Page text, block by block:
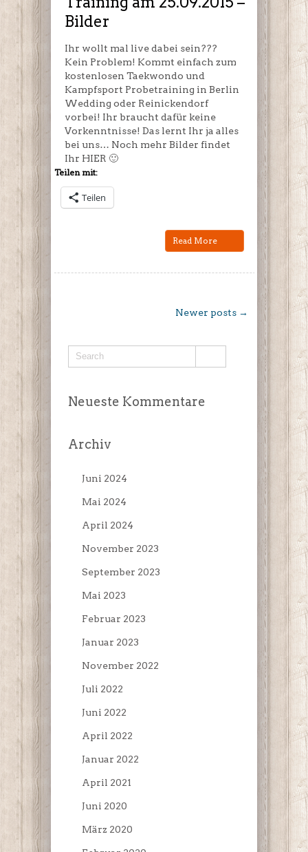
Bilder
Ihr wollt mal live dabei sein???
Kein Problem! Kommt einfach zum
kostenlosen Taekwondo und
Kampfsport Probetraining in Berlin
Wedding oder Reinickendorf
vorbei! Ihr braucht dafür keine
Vorkenntnisse! Das lernt Ihr ja alles
bei uns… Noch mehr Bilder findet
Ihr HIER 🙂
Teilen mit:
Teilen
Read More
Newer posts →
Neueste Kommentare
Archiv
Juni 2024
Mai 2024
April 2024
November 2023
September 2023
Mai 2023
Februar 2023
Januar 2023
November 2022
Juli 2022
Juni 2022
April 2022
Januar 2022
April 2021
Juni 2020
März 2020